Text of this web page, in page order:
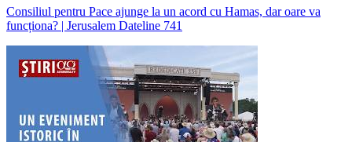
Consiliul pentru Pace ajunge la un acord cu Hamas, dar oare va
funcționa? | Jerusalem Dateline 741